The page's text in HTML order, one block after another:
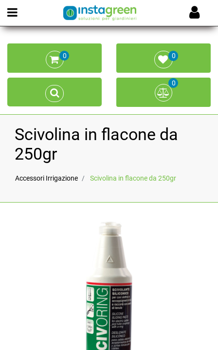
Open menu
0 0
0
Scivolina in flacone da
250gr
Accessori Irrigazione Scivolina in flacone da 250gr